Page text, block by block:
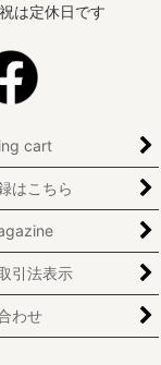
は定休日です
cart
はこちら
引法表示
わせ